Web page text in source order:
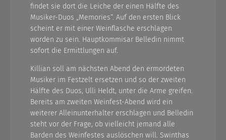
findet sie dort die Leiche der einen Hälfte des
Musiker-Duos „Memories“. Auf den ersten Blick
scheint er mit einer Weinflasche erschlagen
worden zu sein. Hauptkommisar Belledin nimmt
sofort die Ermittlungen auf.
Killian soll am nächsten Abend den ermordeten
Musiker im Festzelt ersetzen und so der zweiten
Hälfte des Duos, Ulli Heldt, unter die Arme greifen.
Bereits am zweiten Weinfest-Abend wird ein
weiterer Alleinunterhalter erschlagen und Belledin
steht vor der Frage, ob vielleicht jemand alle
Barden des Weinfestes auslöschen will. Swinthas